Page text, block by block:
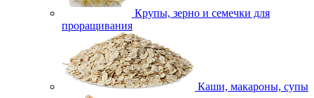
Крупы, зерно и семечки для
проращивания
Каши, макароны, супы